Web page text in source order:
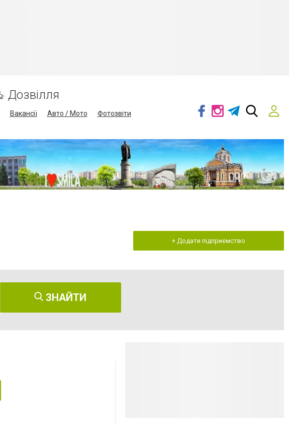
Дозвілля
Вакансії Авто / Мото
Фотозвіти
+ Додати підприємство
ЗНАЙТИ